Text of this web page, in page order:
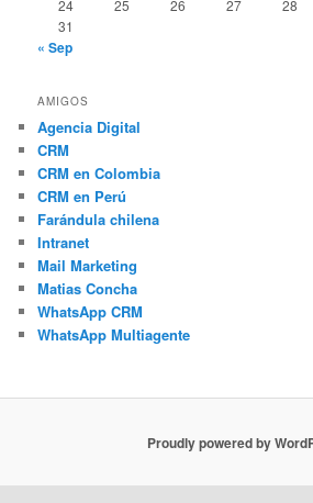
24
25 26 27 28
31
« Sep
AMIGOS
Agencia Digital
CRM
CRM en Colombia
CRM en Perú
Farándula chilena
Intranet
Mail Marketing
Matias Concha
WhatsApp CRM
WhatsApp Multiagente
Proudly powered by